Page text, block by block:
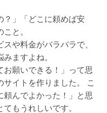
？」「どこに頼めば安
と。
や料金がバラバラで、
ますよね。
お願いできる！」って思
サイトを作りました。 こ
頼んでよかった！」と思
もうれしいです。